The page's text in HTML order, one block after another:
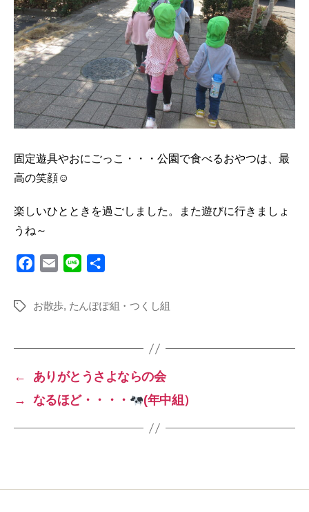
固定遊具やおにごっこ・・・公園で食べるおやつは、最
高の笑顔☺
楽しいひとときを過ごしました。また遊びに行きましょ
うね～
o
o
a
タ
お散歩, たんぽぽ組・つくし組
←
ありがとうさよならの会
→
なるほど・・・・ (年中組）